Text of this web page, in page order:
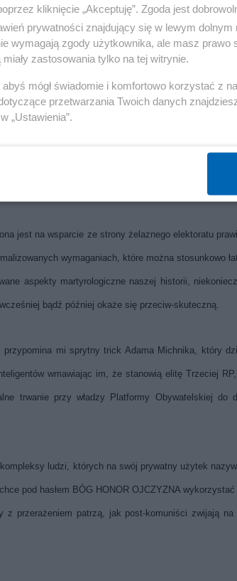
rzeczywiście nie płacą honorariów i
zalążka nowej medialnej nomenklatury, tym
pracujących na nią za darmo, lub prawie.
mi o wykorzystywanie jakże trudnego do
Polek i Polaków do angażowanie się w
bo nie mają nic innego do roboty. Natomiast, jak
nie wygramy i nie zbudujemy lepszej Polski.
jest na wsparcie ze strony żelaznego elektoratu
wymaganiach, które można stosunkowo
aspekty martyrologiczne naszej historii,
bądź później okaże się przeciw-skuteczną.
mi sprytny trick Adama Michnika, który
wmawiając im, że stanowią elitę Trzeciej
trwanie przy władzy Platformy Obywatelskiej do
ludzi, których na swój prywatny użytek
pod hasłem BÓG HONOR OJCZYZNA wykorzystać
z przerażeniem patrzą, jak post-komuniści zwijają na
kliknięcie „Akceptuję”. Zgoda jest
prywatności znajdujący się w lewym dolnym
wymagają zgody użytkownika, ale masz prawo
zastosowania tylko na tej witrynie.
mógł świadomie i komfortowo korzystać z
przetwarzania Twoich danych
„Ustawienia”.